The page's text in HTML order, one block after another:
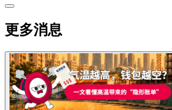
更多消息